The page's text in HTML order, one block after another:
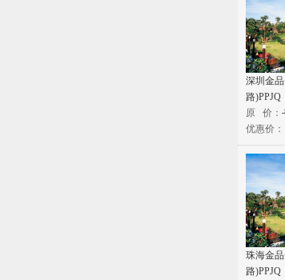
深圳金
路)PPJQ
原 价：
优惠价：
珠海金
路)PPJQ